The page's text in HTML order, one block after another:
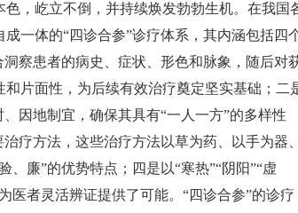
，屹立不倒，并持续焕发勃勃生机。在我国
一体的“四诊合参”诊疗体系，其内涵包括四
察患者的病史、症状、形色和脉象，随后对
片面性，为后续有效治疗奠定坚实基础；二
因地制宜，确保其具有“一人一方”的多样性
疗方法，这些治疗方法以草为药、以手为器、
廉”的优势特点；四是以“寒热”“阴阳”“虚
医者灵活辨证提供了可能。“四诊合参”的诊疗